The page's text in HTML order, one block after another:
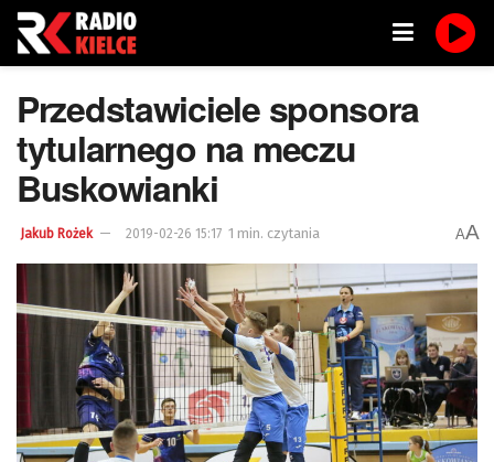
Przedstawiciele sponsora
tytularnego na meczu
Buskowianki
Jakub Rożek 2019-02-26 15:17 1 min. czytania AA